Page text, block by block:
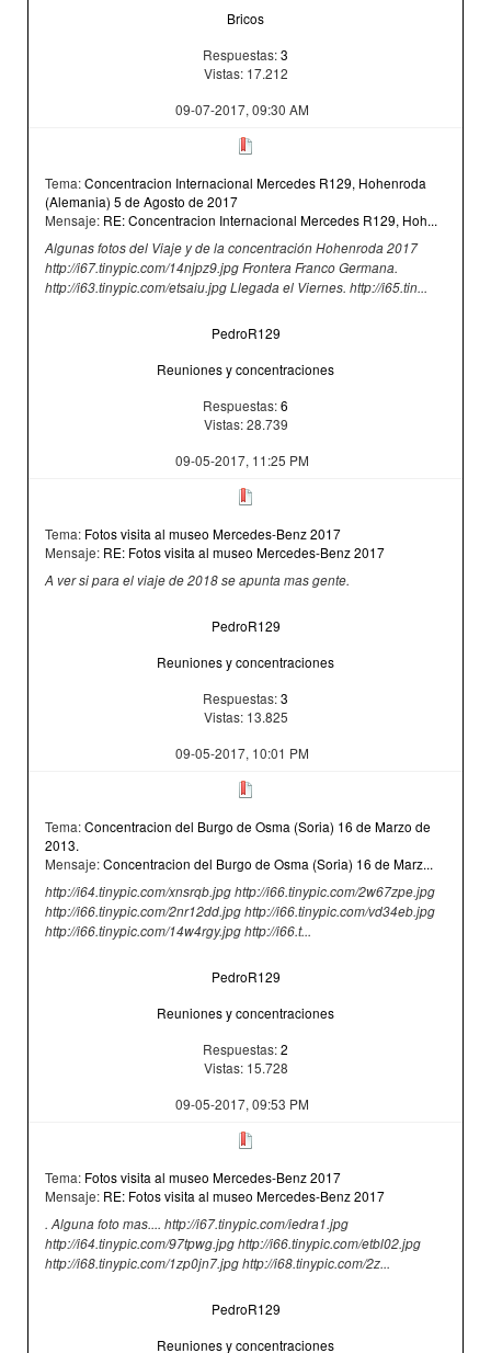
Bricos
Respuestas:3
Vistas: 17.212
09-07-2017, 09:30 AM
Tema:Concentracion Internacional Mercedes R129, Hohenroda
(Alemania) 5 de Agosto de 2017
Mensaje: RE: Concentracion Internacional Mercedes R129, Hoh...
Algunas fotos del Viaje y de la concentración Hohenroda 2017
http://i67.tinypic.com/14njpz9.jpg Frontera Franco Germana.
http://i63.tinypic.com/etsaiu.jpg Llegada el Viernes. http://i65.tin...
PedroR129
Reuniones y concentraciones
Respuestas:6
Vistas: 28.739
09-05-2017, 11:25 PM
Tema: Fotos visita al museo Mercedes-Benz 2017
Mensaje: RE: Fotos visita al museo Mercedes-Benz 2017
A ver si para el viaje de 2018 se apunta mas gente.
PedroR129
Reuniones y concentraciones
Respuestas:3
Vistas: 13.825
09-05-2017, 10:01 PM
Tema:Concentracion del Burgo de Osma (Soria) 16 de Marzo de
2013.
Mensaje:Concentracion del Burgo de Osma (Soria) 16 de Marz...
http://i64.tinypic.com/xnsrqb.jpg http://i66.tinypic.com/2w67zpe.jpg
http://i66.tinypic.com/2nr12dd.jpg http://i66.tinypic.com/vd34eb.jpg
http://i66.tinypic.com/14w4rgy.jpg http://i66.t...
PedroR129
Reuniones y concentraciones
Respuestas:2
Vistas: 15.728
09-05-2017, 09:53 PM
Tema: Fotos visita al museo Mercedes-Benz 2017
Mensaje: RE: Fotos visita al museo Mercedes-Benz 2017
. Alguna foto mas.... http://i67.tinypic.com/iedra1.jpg
http://i64.tinypic.com/97tpwg.jpg http://i66.tinypic.com/etbl02.jpg
http://i68.tinypic.com/1zp0jn7.jpg http://i68.tinypic.com/2z...
PedroR129
Reuniones y concentraciones